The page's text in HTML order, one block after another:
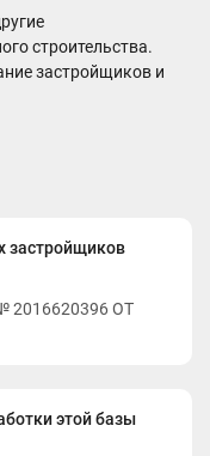
строительства.
застройщиков и
застройщиков
ОТ
этой базы